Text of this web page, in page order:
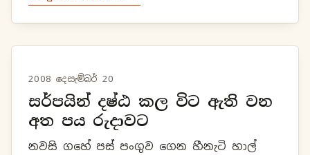
2008 දෙසැම්බර් 20
සර්පයින් දෂ්ඨ කල විට ඇති වන
අත පය රුදාවට
නවසි ගහේ පස් පංගුව ගෙන හීනැටි හාල්